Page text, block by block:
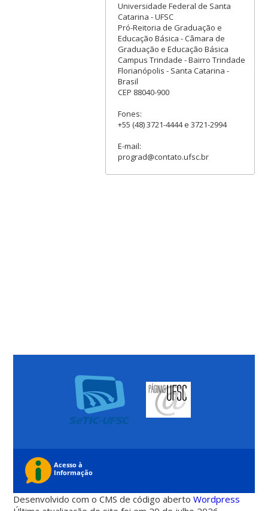
Universidade Federal de Santa
Catarina - UFSC
Pró-Reitoria de Graduação e
Educação Básica - Câmara de
Graduação e Educação Básica
Campus Trindade - Bairro Trindade
Florianópolis - Santa Catarina -
Brasil
CEP 88040-900
Fones:
+55 (48) 3721-4444 e 3721-2994
E-mail:
prograd@contato.ufsc.br
Desenvolvido com o CMS de código abertoWordpress